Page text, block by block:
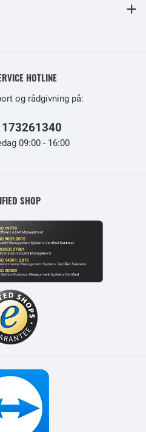
HOTLINE
og rådgivning på:
09:00 - 16:00
SHOP